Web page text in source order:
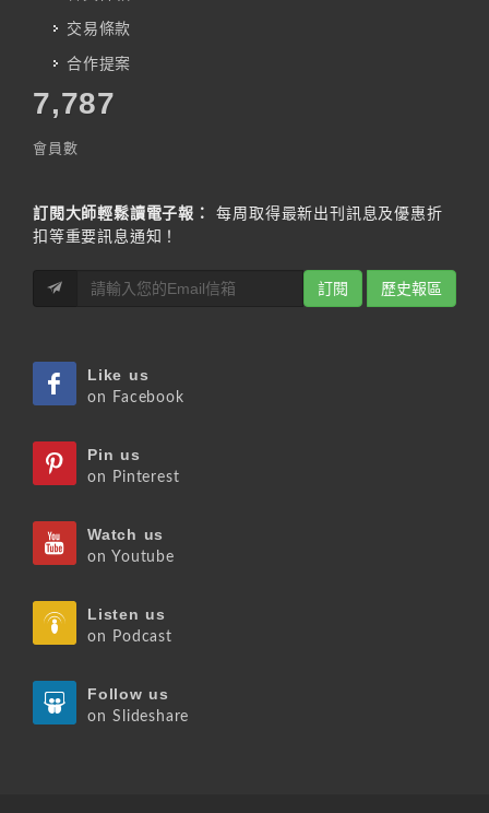
交易條款
合作提案
7,787
會員數
訂閱大師輕鬆讀電子報：
每周取得最新出刊訊息及優惠折
扣等重要訊息通知！
訂閱 歷史報區
Like us
on Facebook
Pin us
on Pinterest
Watch us
on Youtube
Listen us
on Podcast
Follow us
on Slideshare